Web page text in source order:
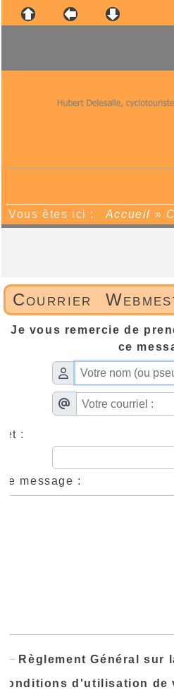
Vous êtes ici : Accueil »
Courrier
Je vous remercie de
ce
:
message :
Règlement Général sur
d'utilisation de